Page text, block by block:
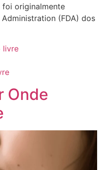
originalmente
(FDA) dos
livre
Onde